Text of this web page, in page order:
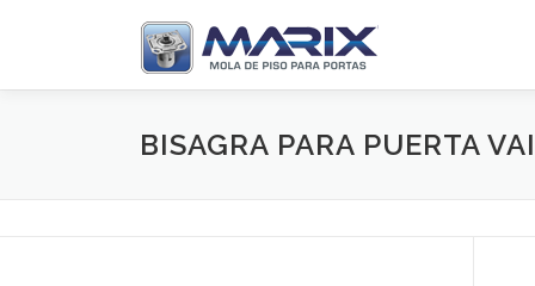
conteúdo
BISAGRA PARA PUERTA